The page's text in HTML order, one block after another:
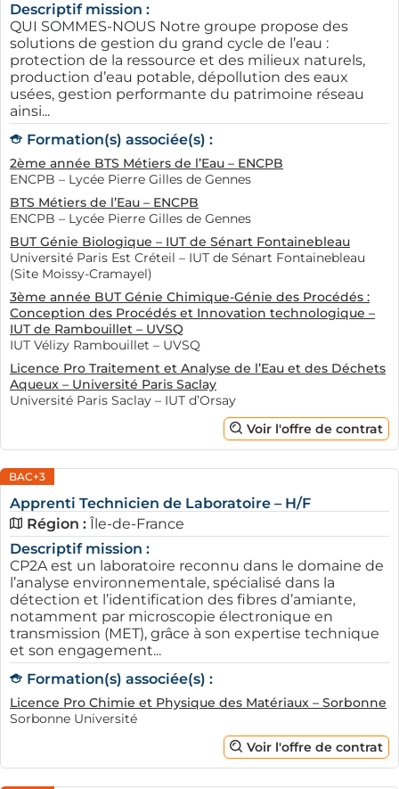
Descriptif mission :
QUI SOMMES-NOUS Notre groupe propose des
solutions de gestion du grand cycle de l’eau :
protection de la ressource et des milieux naturels,
production d’eau potable, dépollution des eaux
usées, gestion performante du patrimoine réseau
ainsi...
Formation(s) associée(s) :
2ème année BTS Métiers de l’Eau – ENCPB
ENCPB – Lycée Pierre Gilles de Gennes
BTS Métiers de l’Eau – ENCPB
ENCPB – Lycée Pierre Gilles de Gennes
BUT Génie Biologique – IUT de Sénart Fontainebleau
Université Paris Est Créteil – IUT de Sénart Fontainebleau
(Site Moissy-Cramayel)
3ème année BUT Génie Chimique-Génie des Procédés :
Conception des Procédés et Innovation technologique –
IUT de Rambouillet – UVSQ
IUT Vélizy Rambouillet – UVSQ
Licence Pro Traitement et Analyse de l’Eau et des Déchets
Aqueux – Université Paris Saclay
Université Paris Saclay – IUT d’Orsay
Voir l'offre de contrat
BAC+3
Apprenti Technicien de Laboratoire – H/F
Région : Île-de-France
Descriptif mission :
CP2A est un laboratoire reconnu dans le domaine de
l’analyse environnementale, spécialisé dans la
détection et l’identification des fibres d’amiante,
notamment par microscopie électronique en
transmission (MET), grâce à son expertise technique
et son engagement...
Formation(s) associée(s) :
Licence Pro Chimie et Physique des Matériaux – Sorbonne
Sorbonne Université
Voir l'offre de contrat